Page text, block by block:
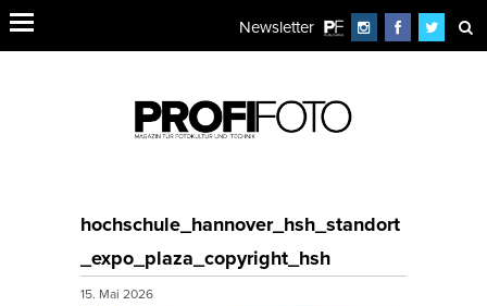
Newsletter
hochschule_hannover_hsh_standort
_expo_plaza_copyright_hsh
15. Mai 2026